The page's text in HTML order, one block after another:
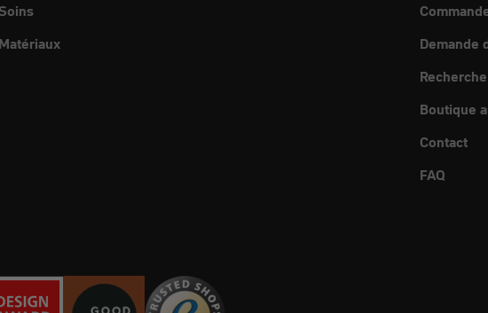
Matériaux
Demande
Boutique
Contact
FAQ